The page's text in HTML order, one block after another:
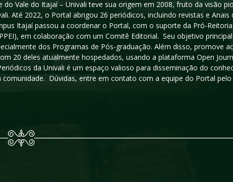
do Vale do Itajaí – Univali teve sua origem em 2008, fruto da visão
Até 2022, o Portal abrigou 26 periódicos, incluindo revistas e
Itajaí passou a coordenar o Portal, com o suporte da Pró-
em colaboração com um Comitê Editorial. Seu objetivo
dos Programas de Pós-graduação. Além disso, promove
20 deles atualmente hospedados, usando a plataforma Open
da Univali é um espaço valioso para disseminação do
Dúvidas, entre em contato com a equipe do Portal pelo